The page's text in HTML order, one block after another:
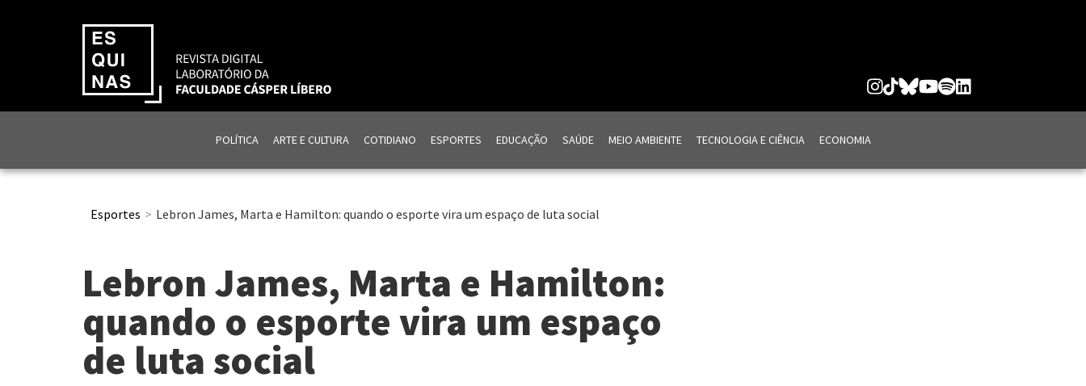
POLÍTICA ARTE E CULTURA COTIDIANO ESPORTES EDUCAÇÃO SAÚDE MEIO AMBIENTE TECNOLOGIA E CIÊNCIA ECONOMIA
Esportes Lebron James, Marta e Hamilton: quando o esporte vira um espaço de luta social
Lebron James, Marta e Hamilton:
quando o esporte vira um espaço
de luta social